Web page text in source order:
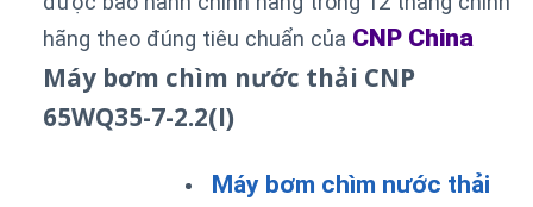
hãng theo đúng tiêu chuẩn của CNP China
Máy bơm chìm nước thải CNP
65WQ35-7-2.2(I)
Máy bơm chìm nước thải